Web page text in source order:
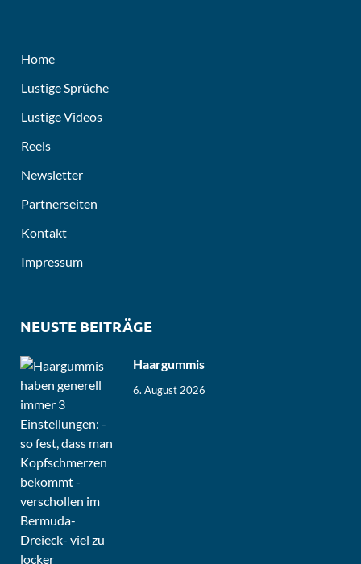
Home
Lustige Sprüche
Lustige Videos
Reels
Newsletter
Partnerseiten
Kontakt
Impressum
NEUSTE BEITRÄGE
Haargummis
6. August 2026